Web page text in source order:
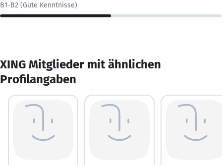
B1-B2 (Gute Kenntnisse)
XING Mitglieder mit ähnlichen
Profilangaben